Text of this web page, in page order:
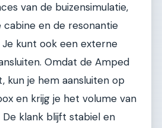
van de buizensimulatie,
en de resonantie
Je kunt ook een externe
Omdat de Amped
kun je hem aansluiten op
en krijg je het volume van
klank blijft stabiel en